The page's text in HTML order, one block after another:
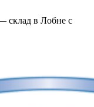
склад в Лобне с